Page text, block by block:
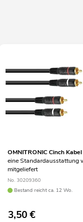
OMNITRONIC Cinch
eine Standardausstattung
mitgeliefert
No. 30209360
Bestand reicht ca. 12 Wo.
3,50€